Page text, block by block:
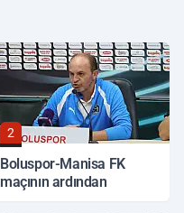
2
Boluspor-Manisa FK
maçının ardından